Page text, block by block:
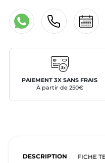
PAIEMENT 3X SANS FRAIS
À partir de 250€
DESCRIPTION FICHE